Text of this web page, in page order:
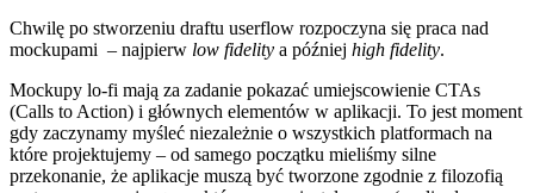
Chwilę po stworzeniu draftu userflow rozpoczyna się praca nad
mockupami – najpierw low fidelity a później high fidelity.
Mockupy lo-fi mają za zadanie pokazać umiejscowienie CTAs
(Calls to Action) i głównych elementów w aplikacji. To jest moment
gdy zaczynamy myśleć niezależnie o wszystkich platformach na
które projektujemy – od samego początku mieliśmy silne
przekonanie, że aplikacje muszą być tworzone zgodnie z filozofią